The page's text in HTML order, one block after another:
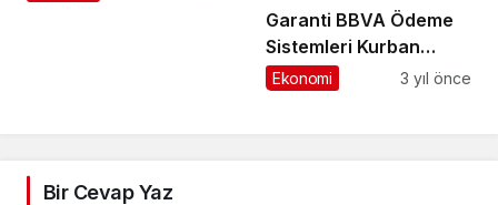
Garanti BBVA Ödeme
Sistemleri Kurban
Bayramı Alışveriş
Ekonomi 3 yıl önce
Bir Cevap Yaz